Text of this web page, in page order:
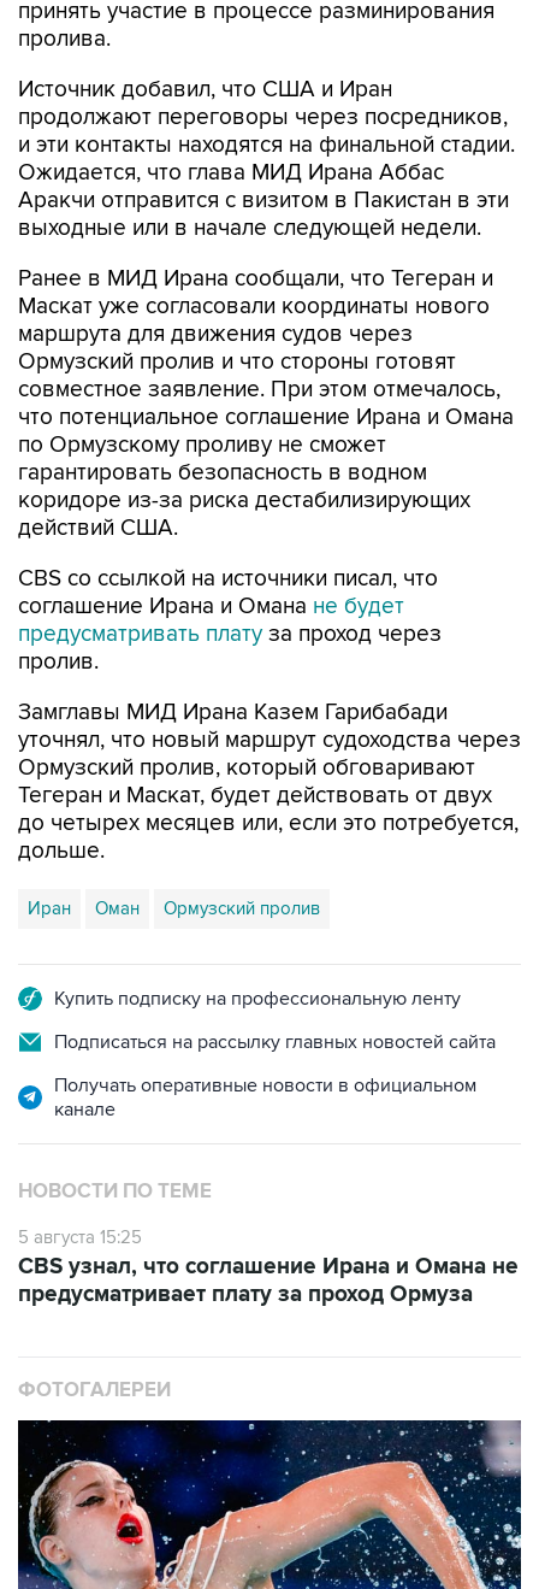
принять участие в процессе разминирования
пролива.
Источник добавил, что США и Иран
продолжают переговоры через посредников,
и эти контакты находятся на финальной стадии.
Ожидается, что глава МИД Ирана Аббас
Аракчи отправится с визитом в Пакистан в эти
выходные или в начале следующей недели.
Ранее в МИД Ирана сообщали, что Тегеран и
Маскат уже согласовали координаты нового
маршрута для движения судов через
Ормузский пролив и что стороны готовят
совместное заявление. При этом отмечалось,
что потенциальное соглашение Ирана и Омана
по Ормузскому проливу не сможет
гарантировать безопасность в водном
коридоре из-за риска дестабилизирующих
действий США.
CBS со ссылкой на источники писал, что
соглашение Ирана и Омана не будет
предусматривать плату за проход через
пролив.
Замглавы МИД Ирана Казем Гарибабади
уточнял, что новый маршрут судоходства через
Ормузский пролив, который обговаривают
Тегеран и Маскат, будет действовать от двух
до четырех месяцев или, если это потребуется,
дольше.
Иран Оман Ормузский пролив
Купить подписку на профессиональную ленту
Подписаться на рассылку главных новостей сайта
Получать оперативные новости в официальном
канале
НОВОСТИ ПО ТЕМЕ
5 августа 15:25
CBS узнал, что соглашение Ирана и Омана не
предусматривает плату за проход Ормуза
ФОТОГАЛЕРЕИ